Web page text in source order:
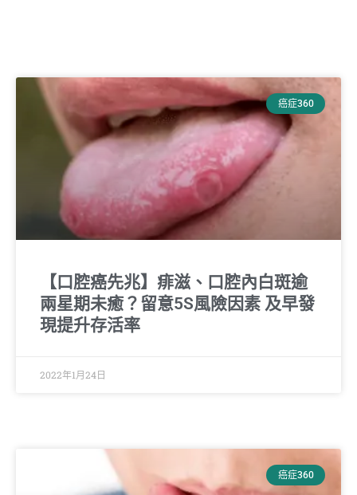
癌症360
【口腔癌先兆】痱滋、口腔內白斑逾
兩星期未癒？留意5S風險因素 及早發
現提升存活率
2022年1月24日
癌症360